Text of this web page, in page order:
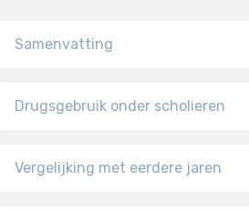
Samenvatting
Drugsgebruik onder scholieren
Vergelijking met eerdere jaren